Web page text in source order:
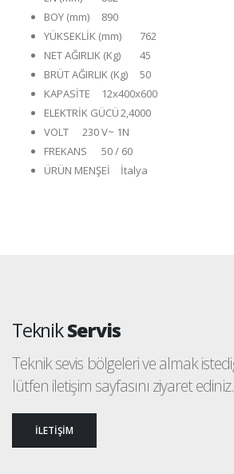
BOY (mm)
890
YÜKSEKLİK (mm)
762
NET AĞIRLIK (Kg)
45
BRÜT AĞIRLIK (Kg)
50
KAPASİTE
12x400x600
ELEKTRİK GÜCÜ2,4000
VOLT
230 V~ 1N
FREKANS
50 / 60
ÜRÜN MENŞEİ
İtalya
TeknikServis
Teknik sevis bölgeleri ve almak
lütfen iletişim sayfasını ziyaret ediniz.
İLETİŞİM